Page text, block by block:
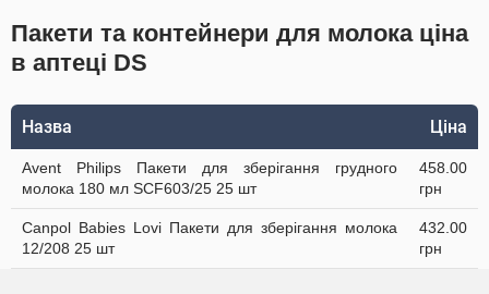
Пакети та контейнери для молока ціна
в аптеці DS
Назва Ціна
Avent Philips Пакети для зберігання грудного
молока 180 мл SCF603/25 25 шт
458.00
грн
Canpol Babies Lovi Пакети для зберігання молока
12/208 25 шт
432.00
грн